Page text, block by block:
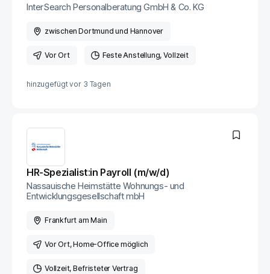
InterSearch Personalberatung GmbH & Co. KG
zwischen Dortmund und Hannover
Vor Ort Feste Anstellung Vollzeit
hinzugefügt vor 3 Tagen
HR-Spezialist:in Payroll (m/w/d)
Nassauische Heimstätte Wohnungs- und
Entwicklungsgesellschaft mbH
Frankfurt am Main
Vor Ort, Home-Office möglich
Vollzeit Befristeter Vertrag